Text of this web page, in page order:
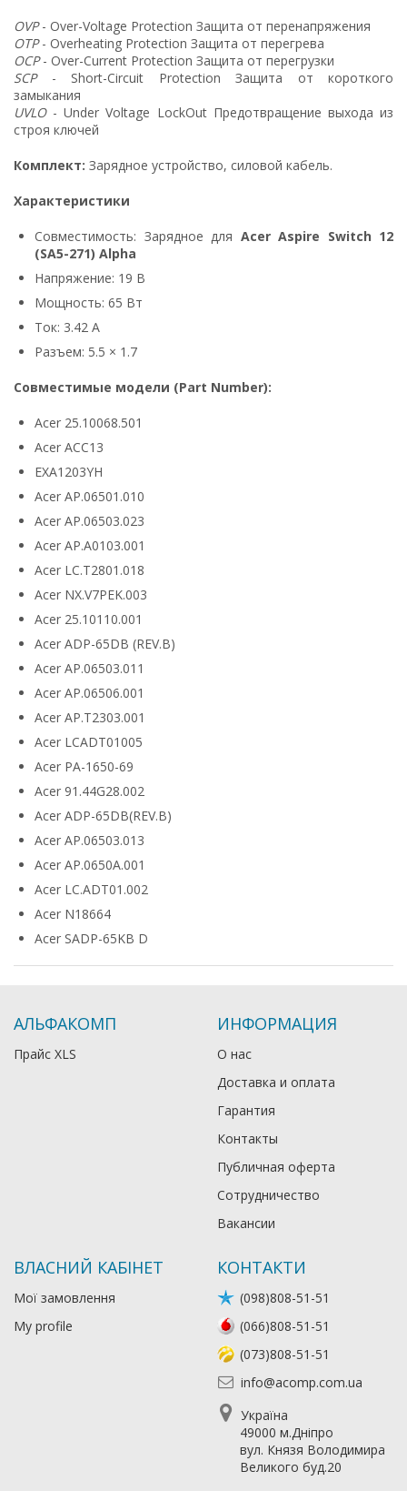
OVP- Over-Voltage Protection Защита от перенапряжения
OTP- Overheating Protection Защита от перегрева
OCP- Over-Current Protection Защита от перегрузки
SCP- Short-Circuit Protection Защита от короткого
замыкания
UVLO- Under Voltage LockOut Предотвращение выхода из
строя ключей
Комплект: Зарядное устройство, силовой кабель.
Характеристики
Совместимость: Зарядное для Acer Aspire Switch 12
(SA5-271) Alpha
Напряжение: 19 В
Мощность: 65 Вт
Ток: 3.42 А
Разъем: 5.5 × 1.7
Совместимые модели (Part Number):
Acer 25.10068.501
Acer ACC13
EXA1203YH
Acer AP.06501.010
Acer AP.06503.023
Acer AP.A0103.001
Acer LC.T2801.018
Acer NX.V7PEK.003
Acer 25.10110.001
Acer ADP-65DB (REV.B)
Acer AP.06503.011
Acer AP.06506.001
Acer AP.T2303.001
Acer LCADT01005
Acer PA-1650-69
Acer 91.44G28.002
Acer ADP-65DB(REV.B)
Acer AP.06503.013
Acer AP.0650A.001
Acer LC.ADT01.002
Acer N18664
Acer SADP-65KB D
АЛЬФАКОМП
Прайс XLS
ИНФОРМАЦИЯ
О нас
Доставка и оплата
Гарантия
Контакты
Публичная оферта
Сотрудничество
Вакансии
ВЛАСНИЙ КАБІНЕТ
Мої замовлення
My profile
КОНТАКТИ
(098)808-51-51
(066)808-51-51
(073)808-51-51
info@acomp.com.ua
Україна
49000 м.Дніпро
вул. Князя Володимира
Великого буд.20